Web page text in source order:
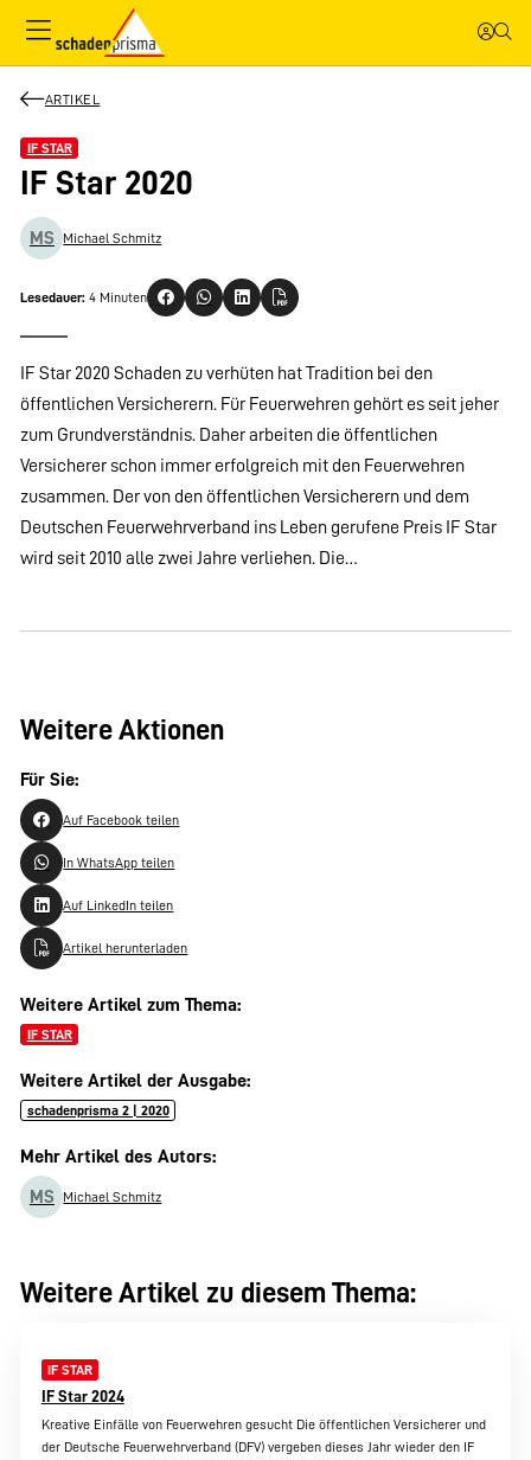
ARTIKEL
IF STAR
IF Star 2020
MS Michael Schmitz
Lesedauer: 4 Minuten
IF Star 2020 Schaden zu verhüten hat Tradition bei den
öffentlichen Versicherern. Für Feuerwehren gehört es seit jeher
zum Grundverständnis. Daher arbeiten die öffentlichen
Versicherer schon immer erfolgreich mit den Feuerwehren
zusammen. Der von den öffentlichen Versicherern und dem
Deutschen Feuerwehrverband ins Leben gerufene Preis IF Star
wird seit 2010 alle zwei Jahre verliehen. Die…
Weitere Aktionen
Für Sie:
Auf Facebook teilen
In WhatsApp teilen
Auf LinkedIn teilen
Artikel herunterladen
Weitere Artikel zum Thema:
IF STAR
Weitere Artikel der Ausgabe:
schadenprisma 2 | 2020
Mehr Artikel des Autors:
MS Michael Schmitz
Weitere Artikel zu diesem Thema:
IF STAR
IF Star 2024
Kreative Einfälle von Feuerwehren gesucht Die öffentlichen Versicherer und
der Deutsche Feuerwehrverband (DFV) vergeben dieses Jahr wieder den IF